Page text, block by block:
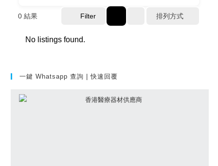
0 結果 Filter 排列方式
No listings found.
一鍵 Whatsapp 查詢 | 快速回覆